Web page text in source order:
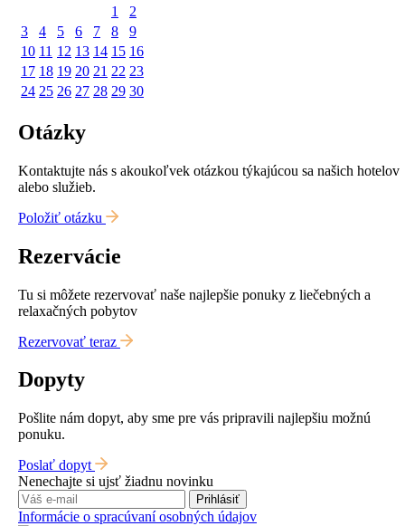
1
2
3
4 5 6 7 8
9
10 11 12 13 14 15 16
17 18 19 20 21 22 23
24 25 26 27 28 29 30
Otázky
Kontaktujte nás s akoukoľvek otázkou týkajúcou sa našich hotelov
alebo služieb.
Položiť otázku
Rezervácie
Tu si môžete rezervovať naše najlepšie ponuky z liečebných a
relaxačných pobytov
Rezervovať teraz
Dopyty
Pošlite nám dopyt, aby sme pre vás pripravili najlepšiu možnú
ponuku.
Poslať dopyt
Nenechajte si ujsť žiadnu novinku
Prihlásiť
Informácie o spracúvaní osobných údajov